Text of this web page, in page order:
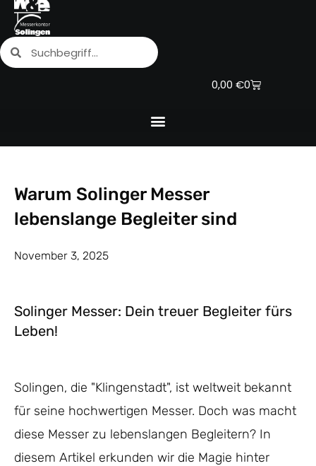
Zum
Inhalt
springen
SucheSuche
0,00 €0
Warenkorb
Warum Solinger Messer
lebenslange Begleiter sind
November 3, 2025
Solinger Messer: Dein treuer Begleiter fürs
Leben!
Solingen, die "Klingenstadt", ist weltweit bekannt
für seine hochwertigen Messer. Doch was macht
diese Messer zu lebenslangen Begleitern? In
diesem Artikel erkunden wir die Magie hinter